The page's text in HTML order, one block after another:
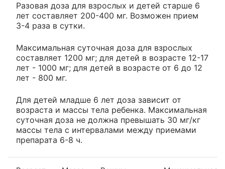
Разовая доза для взрослых и детей старше 6
лет составляет 200-400 мг. Возможен прием
3-4 раза в сутки.
Максимальная суточная доза для взрослых
составляет 1200 мг; для детей в возрасте 12-17
лет - 1000 мг; для детей в возрасте от 6 до 12
лет - 800 мг.
Для детей младше 6 лет доза зависит от
возраста и массы тела ребенка. Максимальная
суточная доза не должна превышать 30 мг/кг
массы тела c интервалами между приемами
препарата 6-8 ч.